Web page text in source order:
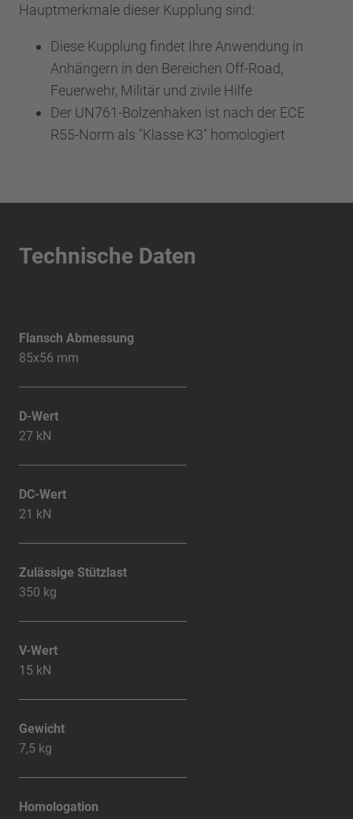
Hauptmerkmale dieser Kupplung sind:
Diese Kupplung findet Ihre Anwendung in
Anhängern in den Bereichen Off-Road,
Feuerwehr, Militär und zivile Hilfe
Der UN761-Bolzenhaken ist nach der ECE
R55-Norm als "Klasse K3" homologiert
Technische Daten
Flansch Abmessung
85x56 mm
D-Wert
27 kN
DC-Wert
21 kN
Zulässige Stützlast
350 kg
V-Wert
15 kN
Gewicht
7,5 kg
Homologation